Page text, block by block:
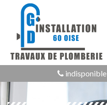
indisponible